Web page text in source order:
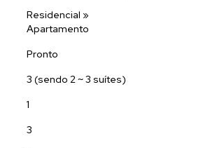
Residencial »
Apartamento
Pronto
3 (sendo 2 ~ 3 suítes)
1
3